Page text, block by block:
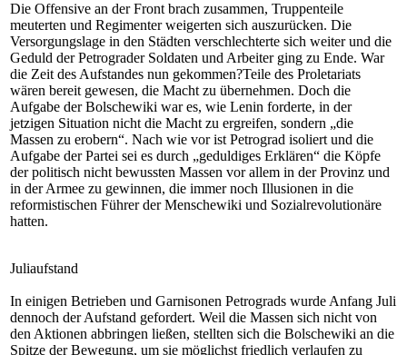
Die Offensive an der Front brach zusammen, Truppenteile
meuterten und Regimenter weigerten sich auszurücken. Die
Versorgungslage in den Städten verschlechterte sich weiter und die
Geduld der Petrograder Soldaten und Arbeiter ging zu Ende. War
die Zeit des Aufstandes nun gekommen?Teile des Proletariats
wären bereit gewesen, die Macht zu übernehmen. Doch die
Aufgabe der Bolschewiki war es, wie Lenin forderte, in der
jetzigen Situation nicht die Macht zu ergreifen, sondern „die
Massen zu erobern“. Nach wie vor ist Petrograd isoliert und die
Aufgabe der Partei sei es durch „geduldiges Erklären“ die Köpfe
der politisch nicht bewussten Massen vor allem in der Provinz und
in der Armee zu gewinnen, die immer noch Illusionen in die
reformistischen Führer der Menschewiki und Sozialrevolutionäre
hatten.
Juliaufstand
In einigen Betrieben und Garnisonen Petrograds wurde Anfang Juli
dennoch der Aufstand gefordert. Weil die Massen sich nicht von
den Aktionen abbringen ließen, stellten sich die Bolschewiki an die
Spitze der Bewegung, um sie möglichst friedlich verlaufen zu